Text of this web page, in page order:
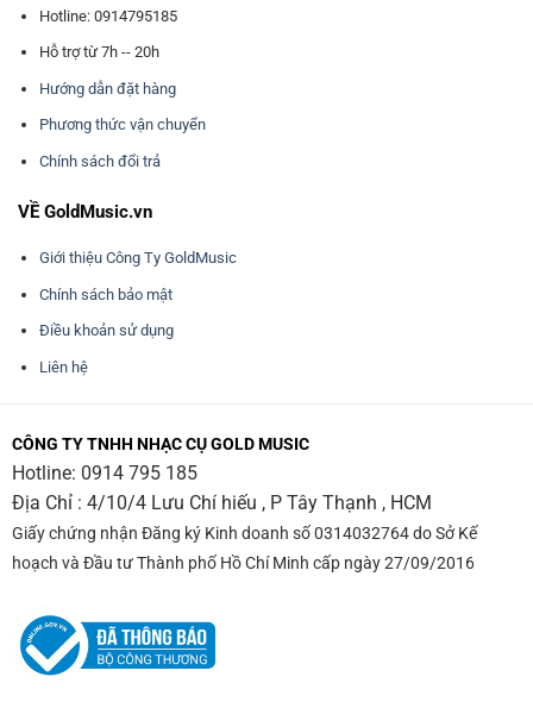
Hotline: 0914795185
Hỗ trợ từ 7h -- 20h
Hướng dẫn đặt hàng
Phương thức vận chuyển
Chính sách đổi trả
VỀ GoldMusic.vn
Giới thiệu Công Ty GoldMusic
Chính sách bảo mật
Điều khoản sử dụng
Liên hệ
CÔNG TY TNHH NHẠC CỤ GOLD MUSIC
Hotline: 0914 795 185
Địa Chỉ : 4/10/4 Lưu Chí hiếu , P Tây Thạnh , HCM
Giấy chứng nhận Đăng ký Kinh doanh số 0314032764 do Sở Kế
hoạch và Đầu tư Thành phố Hồ Chí Minh cấp ngày 27/09/2016